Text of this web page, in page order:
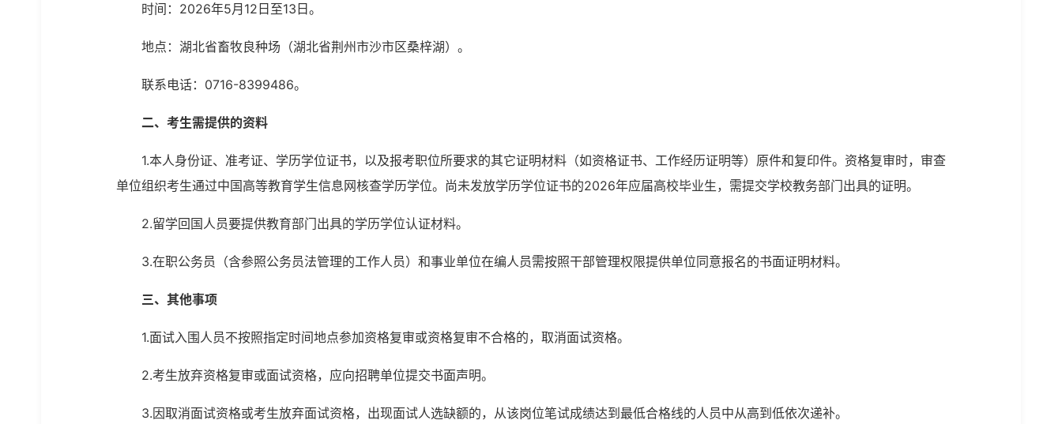
时间：2026年5月12日至13日。
地点：湖北省畜牧良种场（湖北省荆州市沙市区桑梓湖）。
联系电话：0716-8399486。
二、考生需提供的资料
1.本人身份证、准考证、学历学位证书，以及报考职位所要求的其它证明材料（如资格证书、工作经历证明等）原件和复印件。资格复审时，审查
单位组织考生通过中国高等教育学生信息网核查学历学位。尚未发放学历学位证书的2026年应届高校毕业生，需提交学校教务部门出具的证明。
2.留学回国人员要提供教育部门出具的学历学位认证材料。
3.在职公务员（含参照公务员法管理的工作人员）和事业单位在编人员需按照干部管理权限提供单位同意报名的书面证明材料。
三、其他事项
1.面试入围人员不按照指定时间地点参加资格复审或资格复审不合格的，取消面试资格。
2.考生放弃资格复审或面试资格，应向招聘单位提交书面声明。
3.因取消面试资格或考生放弃面试资格，出现面试人选缺额的，从该岗位笔试成绩达到最低合格线的人员中从高到低依次递补。